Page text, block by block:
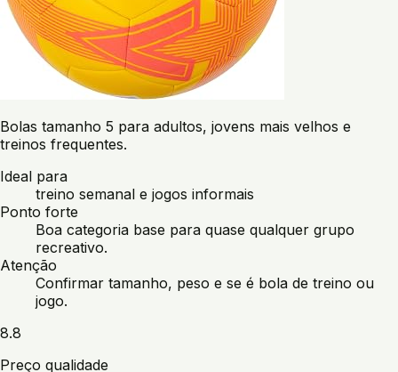
Bolas tamanho 5 para adultos, jovens mais velhos e
treinos frequentes.
Ideal para
treino semanal e jogos informais
Ponto forte
Boa categoria base para quase qualquer grupo
recreativo.
Atenção
Confirmar tamanho, peso e se é bola de treino ou
jogo.
8.8
Preço qualidade